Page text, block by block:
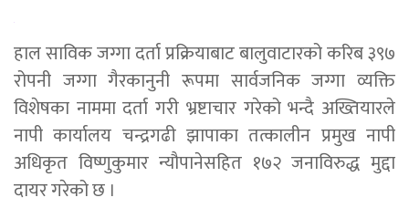
हाल साविक जग्गा दर्ता प्रक्रियाबाट बालुवाटारको करिब ३९७
रोपनी जग्गा गैरकानुनी रूपमा सार्वजनिक जग्गा व्यक्ति
विशेषका नाममा दर्ता गरी भ्रष्टाचार गरेको भन्दै अख्तियारले
नापी कार्यालय चन्द्रगढी झापाका तत्कालीन प्रमुख नापी
अधिकृत विष्णुकुमार न्यौपानेसहित १७२ जनाविरुद्ध मुद्दा
दायर गरेको छ ।